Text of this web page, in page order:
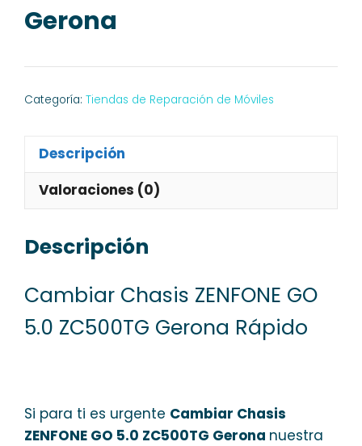
Gerona
Categoría: Tiendas de Reparación de Móviles
Descripción
Valoraciones (0)
Descripción
Cambiar Chasis ZENFONE GO
5.0 ZC500TG Gerona Rápido
Si para ti es urgente Cambiar Chasis
ZENFONE GO 5.0 ZC500TG Gerona nuestra